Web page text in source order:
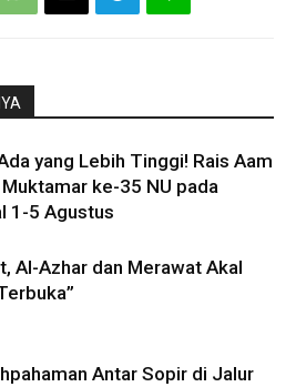
yang Lebih Tinggi! Rais Aam
Muktamar ke-35 NU pada
1-5 Agustus
Al-Azhar dan Merawat Akal
Antar Sopir di Jalur